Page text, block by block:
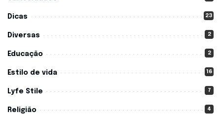
Dicas 23
Diversas 2
Educação 2
Estilo de vida 16
Lyfe Stile 7
Religião 4